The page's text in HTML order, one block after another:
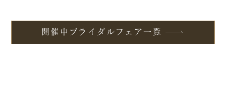
開催中ブライダルフェア一覧